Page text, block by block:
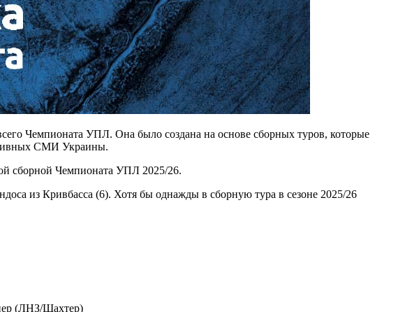
Чемпионата УПЛ. Она было создана на основе сборных туров, которые
СМИ Украины.
сборной Чемпионата УПЛ 2025/26.
из Кривбасса (6). Хотя бы однажды в сборную тура в сезоне 2025/26
(ЛНЗ/Шахтер)